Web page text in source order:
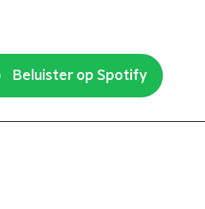
Beluister op Spotify